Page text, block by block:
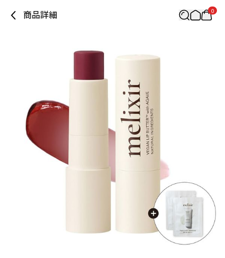
商品詳細 0